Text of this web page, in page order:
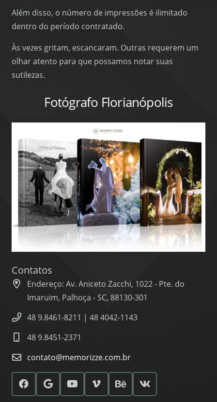
Além disso, o número de impressões é ilimitado
dentro do período contratado.
Às vezes gritam, escancaram. Outras requerem um
olhar atento para que possamos notar suas
sutilezas.
Fotógrafo Florianópolis
Contatos
Endereço: Av. Aniceto Zacchi, 1022 - Pte. do
Imaruim, Palhoça - SC, 88130-301
48 9.8461-8211 | 48 4042-1143
48 9.8451-2371
contato@memorizze.com.br